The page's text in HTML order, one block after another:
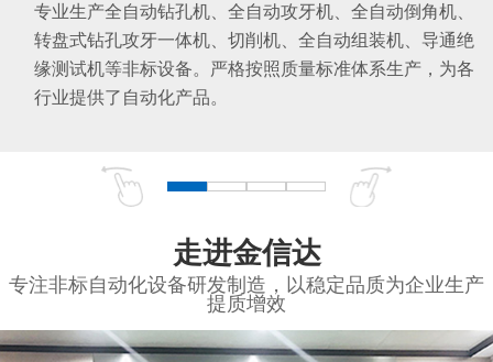
专业生产全自动钻孔机、全自动攻牙机、全自动倒角机、
转盘式钻孔攻牙一体机、切削机、全自动组装机、导通绝
缘测试机等非标设备。严格按照质量标准体系生产，为各
行业提供了自动化产品。
走进金信达
专注非标自动化设备研发制造，以稳定品质为企业生产
提质增效